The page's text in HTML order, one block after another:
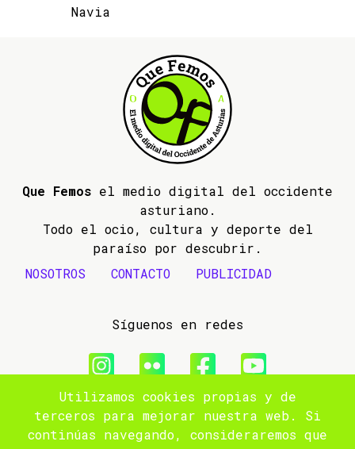
Navia
Que Femos el medio digital del occidente
asturiano.
Todo el ocio, cultura y deporte del
paraíso por descubrir.
NOSOTROS
CONTACTO PUBLICIDAD
Síguenos en redes
© 2009- 2026 Que Femos
Utilizamos cookies propias y de
terceros para mejorar nuestra web. Si
continúas navegando, consideraremos que